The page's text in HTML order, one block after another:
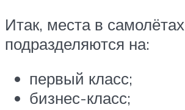
Итак, места в самолётах
подразделяются на:
первый класс;
бизнес-класс;